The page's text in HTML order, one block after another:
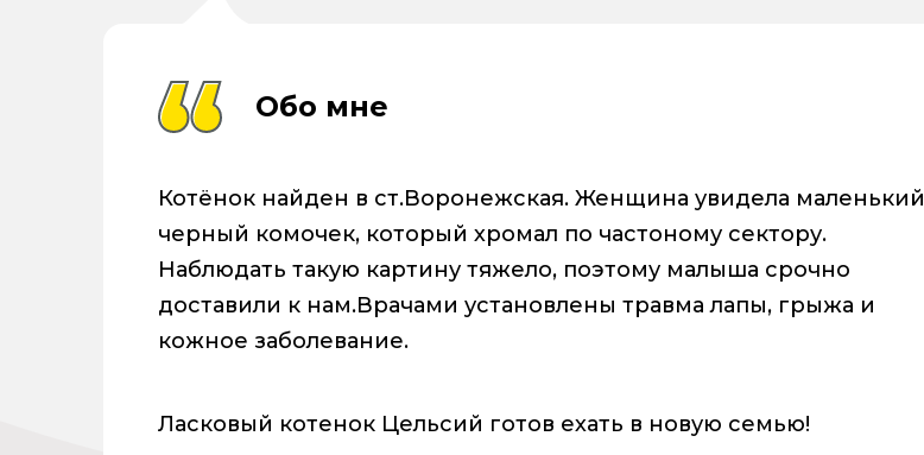
Обо мне
Котёнок найден в ст.Воронежская. Женщина увидела маленький
черный комочек, который хромал по частоному сектору.
Наблюдать такую картину тяжело, поэтому малыша срочно
доставили к нам.Врачами установлены травма лапы, грыжа и
кожное заболевание.
Ласковый котенок Цельсий готов ехать в новую семью!